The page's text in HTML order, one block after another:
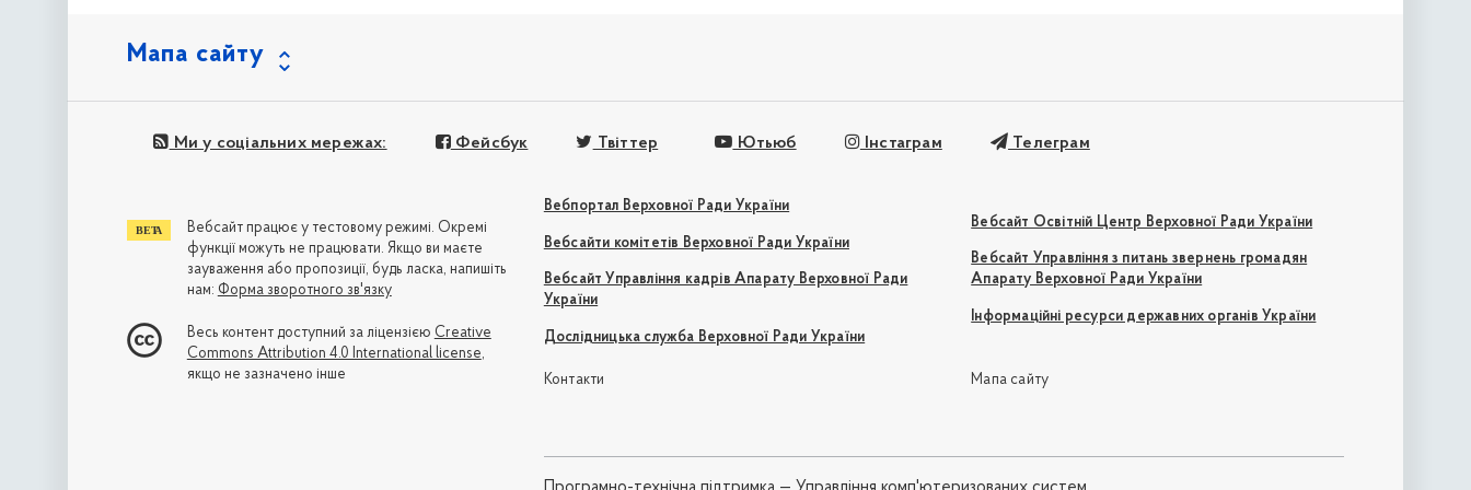
Мапа сайту
Ми у соціальних мережах: Фейсбук Твіттер Ютьюб Інстаграм Телеграм
Вебпортал Верховної Ради України
Вебсайти комітетів Верховної Ради України
Вебсайт Управління кадрів Апарату Верховної Ради
України
Дослідницька служба Верховної Ради України
Вебсайт Освітній Центр Верховної Ради України
Вебсайт Управління з питань звернень громадян
Апарату Верховної Ради України
Інформаційні ресурси державних органів України
Контакти Мапа сайту
Вебсайт працює у тестовому режимі. Окремі
функції можуть не працювати. Якщо ви маєте
зауваження або пропозиції, будь ласка, напишіть
нам: Форма зворотного зв'язку
Весь контент доступний за ліцензією Creative
Commons Attribution 4.0 International license,
якщо не зазначено інше